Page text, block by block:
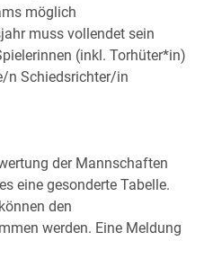
möglich
muss vollendet sein
(inkl. Torhüter*in)
n Schiedsrichter/in
der Mannschaften
eine gesonderte Tabelle.
den
werden. Eine Meldung